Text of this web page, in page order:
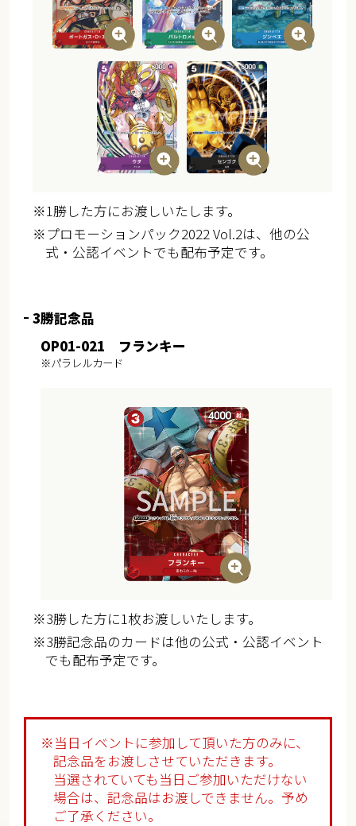
※1勝した方にお渡しいたします。
※プロモーションパック2022 Vol.2は、他の公
式・公認イベントでも配布予定です。
3勝記念品
OP01-021 フランキー
※パラレルカード
※3勝した方に1枚お渡しいたします。
※3勝記念品のカードは他の公式・公認イベント
でも配布予定です。
※当日イベントに参加して頂いた方のみに、
記念品をお渡しさせていただきます。
当選されていても当日ご参加いただけない
場合は、記念品はお渡しできません。予め
ご了承ください。